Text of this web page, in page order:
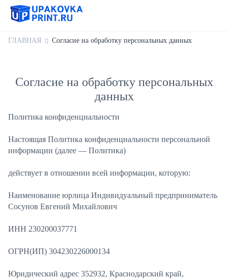
ГЛАВНАЯ Согласие на обработку персональных данных
Согласие на обработку персональных
данных
Политика конфиденциальности
Настоящая Политика конфиденциальности персональной
информации (далее — Политика)
действует в отношении всей информации, которую:
Наименование юрлица Индивидуальный предприниматель
Сосунов Евгений Михайлович
ИНН 230200037771
ОГРН(ИП) 304230226000134
Юридический адрес 352932, Краснодарский край,